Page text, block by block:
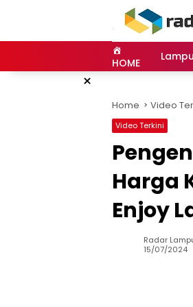
HOME
×
Home Video
Video Terkini
Harga
Enjoy
Radar
15/07/2024